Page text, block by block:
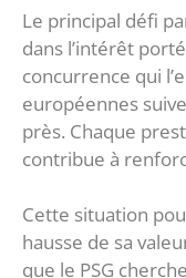
‎Le principal défi
dans l’intérêt
concurrence qui
européennes
près. Chaque
contribue à
‎Cette situation
hausse de sa
que le PSG